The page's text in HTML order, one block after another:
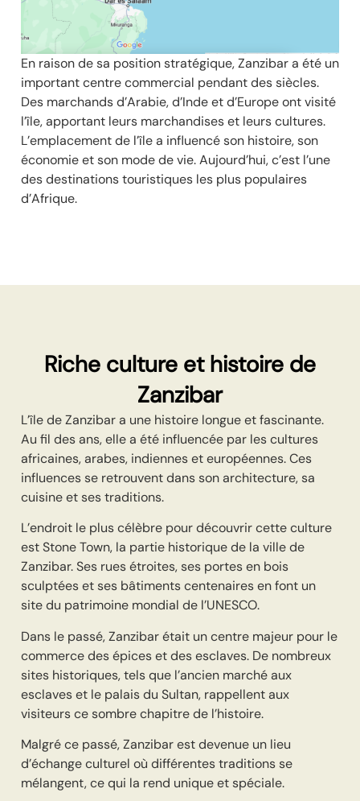
En raison de sa position stratégique, Zanzibar a été un
important centre commercial pendant des siècles.
Des marchands d’Arabie, d’Inde et d’Europe ont visité
l’île, apportant leurs marchandises et leurs cultures.
L’emplacement de l’île a influencé son histoire, son
économie et son mode de vie. Aujourd’hui, c’est l’une
des destinations touristiques les plus populaires
d’Afrique.
Riche culture et histoire de
Zanzibar
L’île de Zanzibar a une histoire longue et fascinante.
Au fil des ans, elle a été influencée par les cultures
africaines, arabes, indiennes et européennes. Ces
influences se retrouvent dans son architecture, sa
cuisine et ses traditions.
L’endroit le plus célèbre pour découvrir cette culture
est Stone Town, la partie historique de la ville de
Zanzibar. Ses rues étroites, ses portes en bois
sculptées et ses bâtiments centenaires en font un
site du patrimoine mondial de l’UNESCO.
Dans le passé, Zanzibar était un centre majeur pour le
commerce des épices et des esclaves. De nombreux
sites historiques, tels que l’ancien marché aux
esclaves et le palais du Sultan, rappellent aux
visiteurs ce sombre chapitre de l’histoire.
Malgré ce passé, Zanzibar est devenue un lieu
d’échange culturel où différentes traditions se
mélangent, ce qui la rend unique et spéciale.